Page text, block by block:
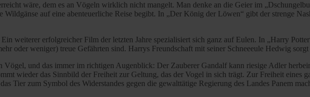
wäre, dem es an Vögeln wirklich nicht mangelt. Man denke an die Geier im
auf eine abenteuerliche Reise begibt. In „Der König der Löwen“ gibt der strenge
weiterer erfolgreicher Film der letzten Jahre spezialisiert sich ganz auf Eulen. In „Harry
oder weniger) treue Gefährten sind. Harrys Freundschaft mit seiner Schneeeule Hedwig
Vögel, und das immer im richtigen Augenblick: Der Zauberer Gandalf kann riesige Adler
wieder das Sinnbild der Freiheit zur Geltung, das der Vogel in sich trägt. Zur Freiheit eines
Tier zum Symbol des Widerstandes gegen die gewalttätige Regierung des Landes Panem